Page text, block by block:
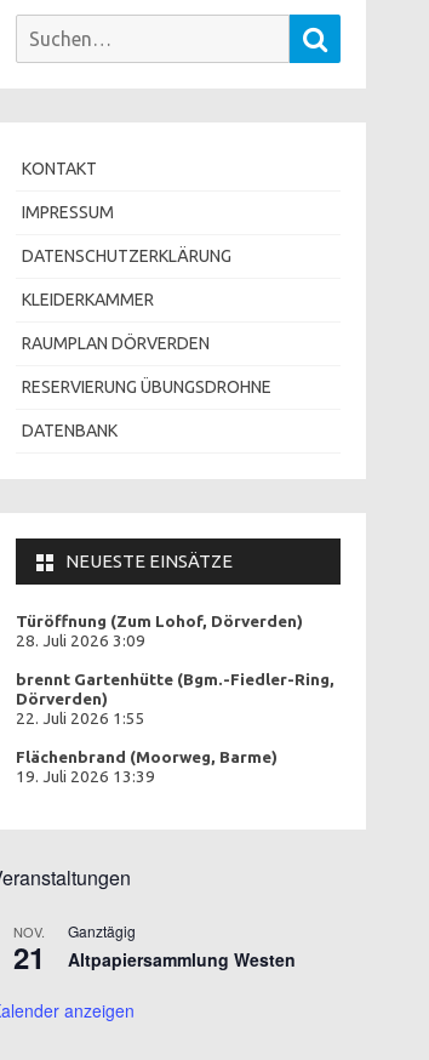
Suchen
KONTAKT
IMPRESSUM
DATENSCHUTZERKLÄRUNG
KLEIDERKAMMER
RAUMPLAN DÖRVERDEN
RESERVIERUNG ÜBUNGSDROHNE
DATENBANK
NEUESTE EINSÄTZE
Türöffnung (Zum Lohof, Dörverden)
28. Juli 2026 3:09
brennt Gartenhütte (Bgm.-Fiedler-Ring,
Dörverden)
22. Juli 2026 1:55
Flächenbrand (Moorweg, Barme)
19. Juli 2026 13:39
NOV.
21
Ganztägig
Altpapiersammlung Westen
anzeigen